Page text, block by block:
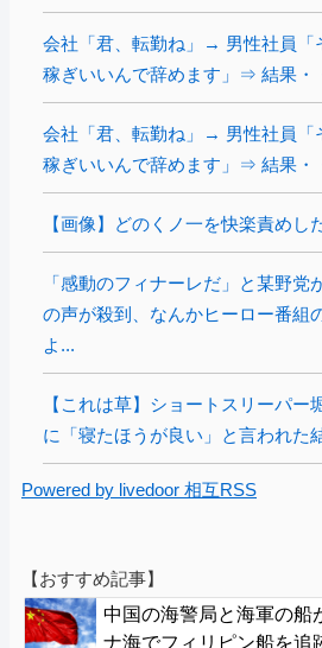
会社「君、転勤ね」→ 男性社員「
稼ぎいいんで辞めます」⇒ 結果・
会社「君、転勤ね」→ 男性社員「
稼ぎいいんで辞めます」⇒ 結果・
【画像】どのくノ一を快楽責めし
「感動のフィナーレだ」と某野党
の声が殺到、なんかヒーロー番組
よ...
【これは草】ショートスリーパー
に「寝たほうが良い」と言われた
Powered by livedoor 相互RSS
【おすすめ記事】
中国の海警局と海軍の
ナ海でフィリピン船を追